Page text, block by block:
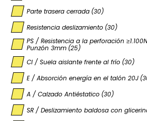
Parte trasera cerrada (30)
Resistencia deslizamiento (30)
PS / Resistencia a la perforación
Punzón 3mm (25)
CI / Suela aislante frente al frío (30)
E / Absorción energía en el talón 20J
A / Calzado Antiéstatico (30)
SR / Deslizamiento baldosa con